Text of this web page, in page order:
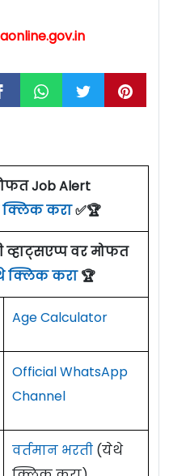
Job Alert
करा✅🏆
व्हाट्सएप्प वर मोफत
क्लिक करा🏆
Age Calculator
Official WhatsApp
Channel
वर्तमान भरती (येथे